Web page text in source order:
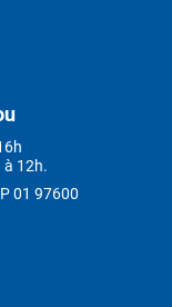
à 12h.
01 97600